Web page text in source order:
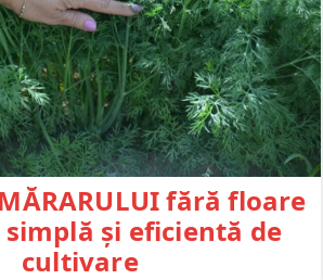
fără floare
simplă și eficientă de
cultivare